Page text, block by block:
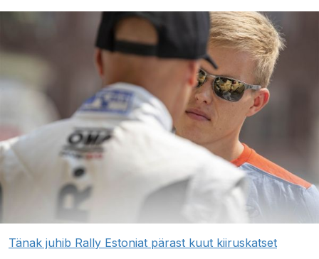
Tänak juhib Rally Estoniat pärast kuut kiiruskatset